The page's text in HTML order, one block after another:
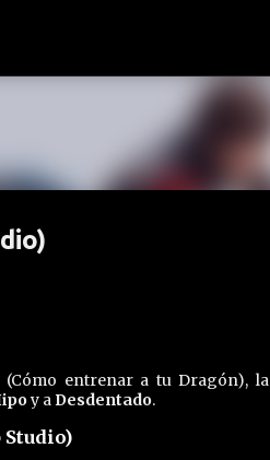
entrenar a tu Dragón), la
y aDesdentado.
Studio)